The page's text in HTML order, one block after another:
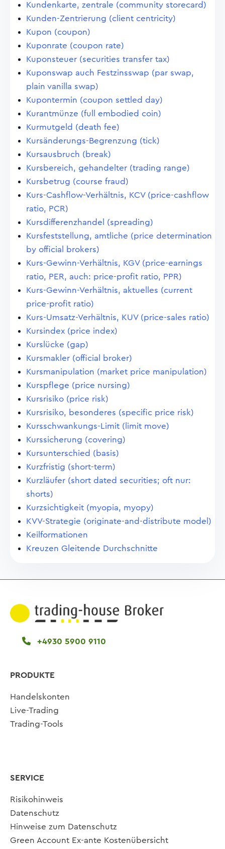
Kundenkarte, zentrale (community storecard)
Kunden-Zentrierung (client centricity)
Kupon (coupon)
Kuponrate (coupon rate)
Kuponsteuer (securities transfer tax)
Kuponswap auch Festzinsswap (par swap,
plain vanilla swap)
Kupontermin (coupon settled day)
Kurantmünze (full embodied coin)
Kurmutgeld (death fee)
Kursänderungs-Begrenzung (tick)
Kursausbruch (break)
Kursbereich, gehandelter (trading range)
Kursbetrug (course fraud)
Kurs-Cashflow-Verhältnis, KCV (price-cashflow
ratio, PCR)
Kursdifferenzhandel (spreading)
Kursfeststellung, amtliche (price determination
by official brokers)
Kurs-Gewinn-Verhältnis, KGV (price-earnings
ratio, PER, auch: price-profit ratio, PPR)
Kurs-Gewinn-Verhältnis, aktuelles (current
price-profit ratio)
Kurs-Umsatz-Verhältnis, KUV (price-sales ratio)
Kursindex (price index)
Kurslücke (gap)
Kursmakler (official broker)
Kursmanipulation (market price manipulation)
Kurspflege (price nursing)
Kursrisiko (price risk)
Kursrisiko, besonderes (specific price risk)
Kursschwankungs-Limit (limit move)
Kurssicherung (covering)
Kursunterschied (basis)
Kurzfristig (short-term)
Kurzläufer (short dated securities; oft nur:
shorts)
Kurzsichtigkeit (myopia, myopy)
KVV-Strategie (originate-and-distribute model)
Keilformationen
Kreuzen Gleitende Durchschnitte
+4930 5900 9110
PRODUKTE
Handelskonten
Live-Trading
Trading-Tools
SERVICE
Risikohinweis
Datenschutz
Hinweise zum Datenschutz
Green Account Ex-ante Kostenübersicht